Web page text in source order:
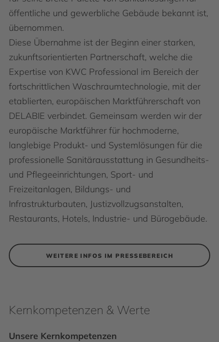
öffentliche und gewerbliche Gebäude bekannt ist,
übernommen.
Diese Übernahme ist der Beginn einer starken,
zukunftsorientierten Partnerschaft, welche die
Expertise von KWC Professional im Bereich der
fortschrittlichen Waschraumtechnologie, mit der
etablierten, europäischen Marktführerschaft von
DELABIE verbindet. Gemeinsam werden wir der
europäische Marktführer für hochmoderne,
langlebige Produkt- und Systemlösungen für die
professionelle Sanitärausstattung in Gesundheits-
und Pflegeeinrichtungen, Sport- und
Freizeitanlagen, Bildungs- und
Infrastrukturbauten, Justizvollzugsanstalten,
Restaurants, Hotels, Industrie- und Bürogebäude.
WEITERE INFOS IM PRESSEBEREICH
Kernkompetenzen & Werte
Unsere Kernkompetenzen